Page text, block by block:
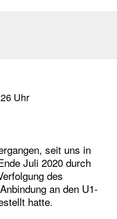
Uhr
seit uns in
Juli 2020 durch
des
an den U1-
hatte.